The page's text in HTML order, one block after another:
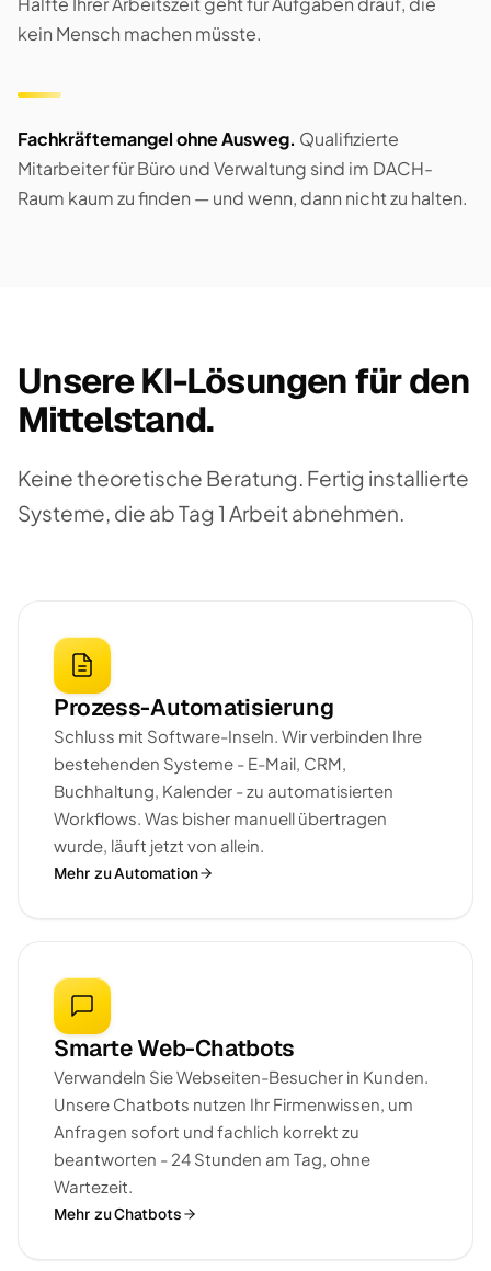
kein Mensch machen müsste.
Fachkräftemangel ohne Ausweg. Qualifizierte
Mitarbeiter für Büro und Verwaltung sind im DACH-
Raum kaum zu finden — und wenn, dann nicht zu halten.
Unsere KI-Lösungen für den
Mittelstand.
Keine theoretische Beratung. Fertig installierte
Systeme, die ab Tag 1 Arbeit abnehmen.
Prozess-Automatisierung
Schluss mit Software-Inseln. Wir verbinden Ihre
bestehenden Systeme - E-Mail, CRM,
Buchhaltung, Kalender - zu automatisierten
Workflows. Was bisher manuell übertragen
wurde, läuft jetzt von allein.
Mehr zu Automation
Smarte Web-Chatbots
Verwandeln Sie Webseiten-Besucher in Kunden.
Unsere Chatbots nutzen Ihr Firmenwissen, um
Anfragen sofort und fachlich korrekt zu
beantworten - 24 Stunden am Tag, ohne
Wartezeit.
Mehr zu Chatbots